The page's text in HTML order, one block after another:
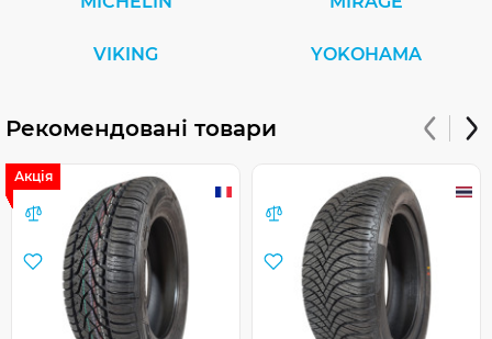
VIKING YOKOHAMA
Рекомендовані товари
Акція